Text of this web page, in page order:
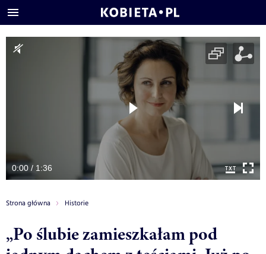
0:00 / 1:36
Strona główna Historie
„Po ślubie zamieszkałam pod